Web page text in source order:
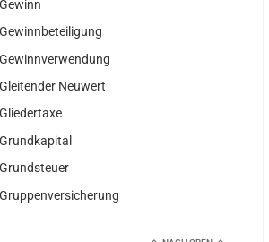
Gewinn
Gewinnbeteiligung
Gewinnverwendung
Gleitender Neuwert
Gliedertaxe
Grundkapital
Grundsteuer
Gruppenversicherung